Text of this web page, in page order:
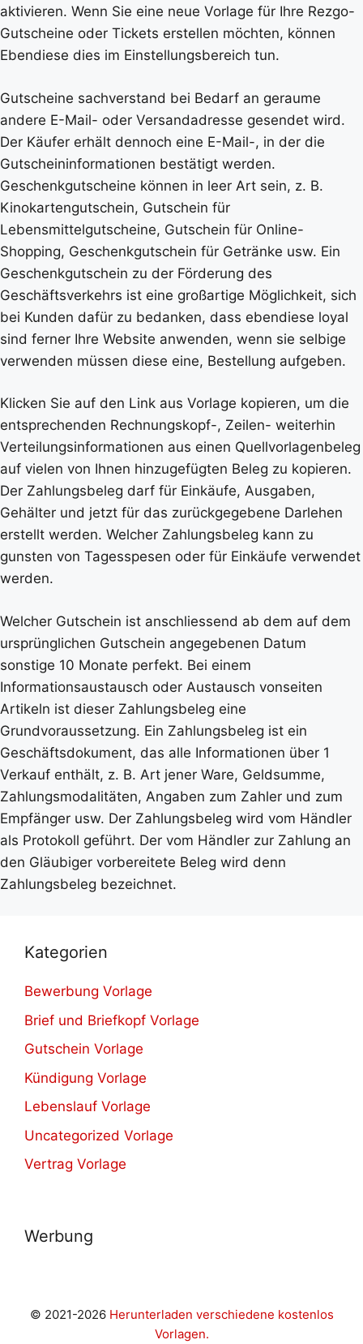
aktivieren. Wenn Sie eine neue Vorlage für Ihre Rezgo-
Gutscheine oder Tickets erstellen möchten, können
Ebendiese dies im Einstellungsbereich tun.
Gutscheine sachverstand bei Bedarf an geraume
andere E-Mail- oder Versandadresse gesendet wird.
Der Käufer erhält dennoch eine E-Mail-, in der die
Gutscheininformationen bestätigt werden.
Geschenkgutscheine können in leer Art sein, z. B.
Kinokartengutschein, Gutschein für
Lebensmittelgutscheine, Gutschein für Online-
Shopping, Geschenkgutschein für Getränke usw. Ein
Geschenkgutschein zu der Förderung des
Geschäftsverkehrs ist eine großartige Möglichkeit, sich
bei Kunden dafür zu bedanken, dass ebendiese loyal
sind ferner Ihre Website anwenden, wenn sie selbige
verwenden müssen diese eine, Bestellung aufgeben.
Klicken Sie auf den Link aus Vorlage kopieren, um die
entsprechenden Rechnungskopf-, Zeilen- weiterhin
Verteilungsinformationen aus einen Quellvorlagenbeleg
auf vielen von Ihnen hinzugefügten Beleg zu kopieren.
Der Zahlungsbeleg darf für Einkäufe, Ausgaben,
Gehälter und jetzt für das zurückgegebene Darlehen
erstellt werden. Welcher Zahlungsbeleg kann zu
gunsten von Tagesspesen oder für Einkäufe verwendet
werden.
Welcher Gutschein ist anschliessend ab dem auf dem
ursprünglichen Gutschein angegebenen Datum
sonstige 10 Monate perfekt. Bei einem
Informationsaustausch oder Austausch vonseiten
Artikeln ist dieser Zahlungsbeleg eine
Grundvoraussetzung. Ein Zahlungsbeleg ist ein
Geschäftsdokument, das alle Informationen über 1
Verkauf enthält, z. B. Art jener Ware, Geldsumme,
Zahlungsmodalitäten, Angaben zum Zahler und zum
Empfänger usw. Der Zahlungsbeleg wird vom Händler
als Protokoll geführt. Der vom Händler zur Zahlung an
den Gläubiger vorbereitete Beleg wird denn
Zahlungsbeleg bezeichnet.
Kategorien
Bewerbung Vorlage
Brief und Briefkopf Vorlage
Gutschein Vorlage
Kündigung Vorlage
Lebenslauf Vorlage
Uncategorized Vorlage
Vertrag Vorlage
Werbung
© 2021-2026 Herunterladen verschiedene kostenlos
Vorlagen.